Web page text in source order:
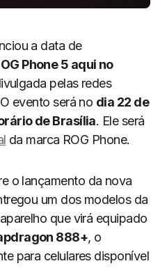
a data de
Phone 5 aqui no
pelas redes
evento será no dia 22 de
de Brasília. Ele será
da marca ROG Phone.
o lançamento da nova
um dos modelos da
que virá equipado
888+, o
para celulares disponível